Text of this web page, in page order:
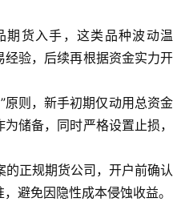
货入手，这类品种波动温
验，后续再根据资金实力开
原则，新手初期仅动用总资金
储备，同时严格设置止损，
正规期货公司，开户前确认
避免因隐性成本侵蚀收益。